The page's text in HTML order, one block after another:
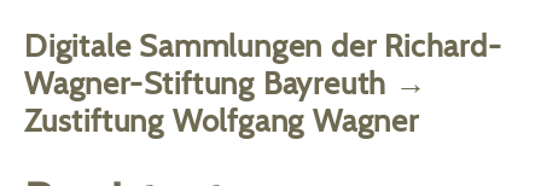
Digitale Sammlungen der Richard-
Wagner-Stiftung Bayreuth →
Zustiftung Wolfgang Wagner